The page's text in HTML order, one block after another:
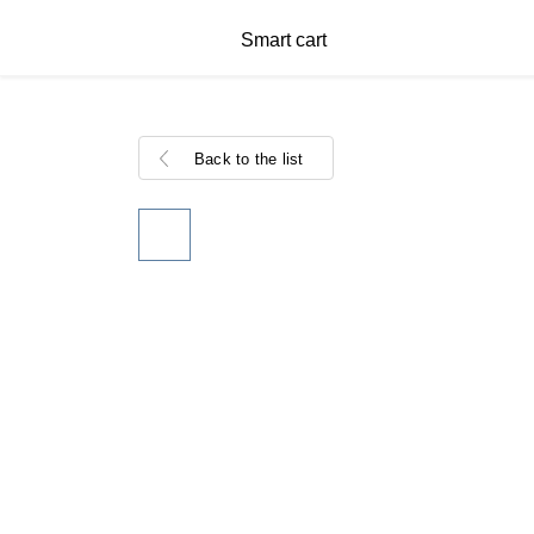
Smart cart
Back to the list